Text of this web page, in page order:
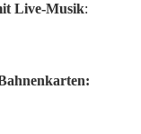
Live-Musik: